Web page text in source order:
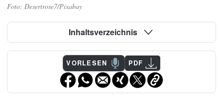
Desertrose7/Pixabay
Inhaltsverzeichnis
VORLESEN PDF